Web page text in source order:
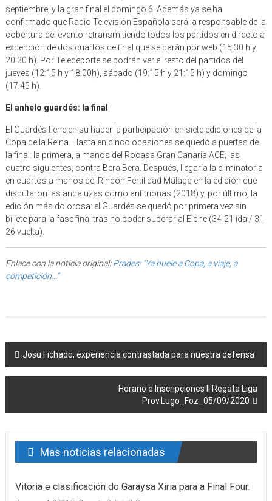
septiembre; y la gran final el domingo 6. Además ya se ha
confirmado que Radio Televisión Española será la responsable de la
cobertura del evento retransmitiendo todos los partidos en directo a
excepción de dos cuartos de final que se darán por web (15:30 h y
20:30 h). Por Teledeporte se podrán ver el resto del partidos del
jueves (12:15 h y 18:00h), sábado (19:15 h y 21:15 h) y domingo
(17:45 h).
El anhelo guardés: la final
El Guardés tiene en su haber la participación en siete ediciones de la
Copa de la Reina. Hasta en cinco ocasiones se quedó a puertas de
la final: la primera, a manos del Rocasa Gran Canaria ACE; las
cuatro siguientes, contra Bera Bera. Después, llegaría la eliminatoria
en cuartos a manos del Rincón Fertilidad Málaga en la edición que
disputaron las andaluzas como anfitrionas (2018) y, por último, la
edición más dolorosa: el Guardés se quedó por primera vez sin
billete para la fase final tras no poder superar al Elche (34-21 ida / 31-
26 vuelta).
Enlace con la noticia original:Prades: “Ya huele a Copa, a viaje, a
competición…”
Post navigation
Josu Fichado, experiencia contrastada para nuestra defensa
Horario e Inscripciones II Regata Liga
Prov.Lugo_Foz_05/09/2020
Mas noticias relacionadas
Vitoria e clasificación do Garaysa Xiria para a Final Four.